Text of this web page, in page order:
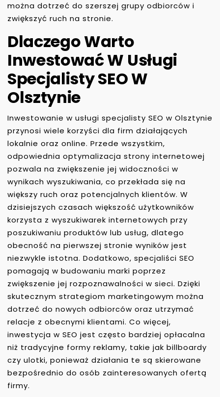
można dotrzeć do szerszej grupy odbiorców i
zwiększyć ruch na stronie.
Dlaczego Warto
Inwestować W Usługi
Specjalisty SEO W
Olsztynie
Inwestowanie w usługi specjalisty SEO w Olsztynie
przynosi wiele korzyści dla firm działających
lokalnie oraz online. Przede wszystkim,
odpowiednia optymalizacja strony internetowej
pozwala na zwiększenie jej widoczności w
wynikach wyszukiwania, co przekłada się na
większy ruch oraz potencjalnych klientów. W
dzisiejszych czasach większość użytkowników
korzysta z wyszukiwarek internetowych przy
poszukiwaniu produktów lub usług, dlatego
obecność na pierwszej stronie wyników jest
niezwykle istotna. Dodatkowo, specjaliści SEO
pomagają w budowaniu marki poprzez
zwiększenie jej rozpoznawalności w sieci. Dzięki
skutecznym strategiom marketingowym można
dotrzeć do nowych odbiorców oraz utrzymać
relacje z obecnymi klientami. Co więcej,
inwestycja w SEO jest często bardziej opłacalna
niż tradycyjne formy reklamy, takie jak billboardy
czy ulotki, ponieważ działania te są skierowane
bezpośrednio do osób zainteresowanych ofertą
firmy.